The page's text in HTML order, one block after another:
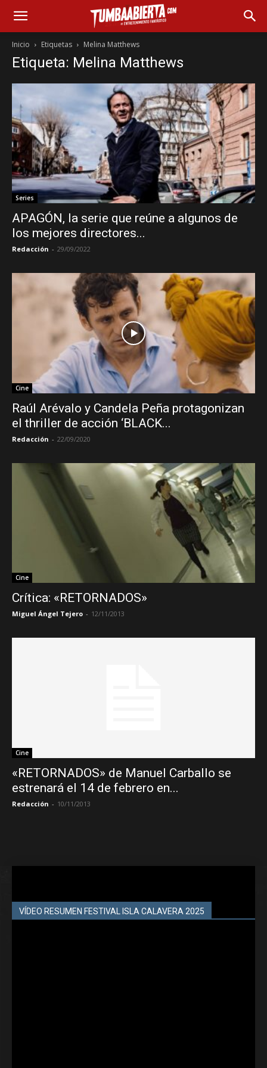
Inicio Etiquetas Melina Matthews
Etiqueta: Melina Matthews
Series
APAGÓN, la serie que reúne a algunos de
los mejores directores...
Redacción - 29/09/2022
Cine
Raúl Arévalo y Candela Peña protagonizan
el thriller de acción ‘BLACK...
Redacción - 22/09/2020
Cine
Crítica: «RETORNADOS»
Miguel Ángel Tejero - 12/11/2013
Cine
«RETORNADOS» de Manuel Carballo se
estrenará el 14 de febrero en...
Redacción - 10/11/2013
VÍDEO RESUMEN FESTIVAL ISLA CALAVERA 2025